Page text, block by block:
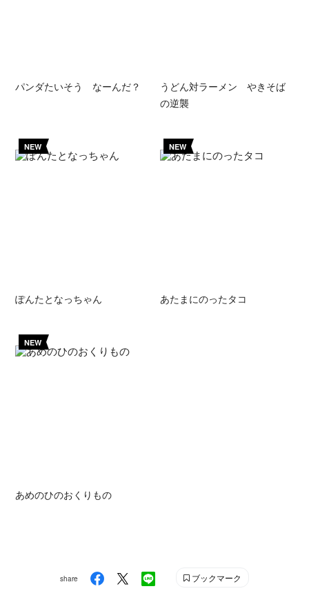
パンダたいそう なーんだ？
うどん対ラーメン やきそば
の逆襲
NEW
ぽんたとなっちゃん
NEW
あたまにのったタコ
NEW
あめのひのおくりもの
share ブックマーク